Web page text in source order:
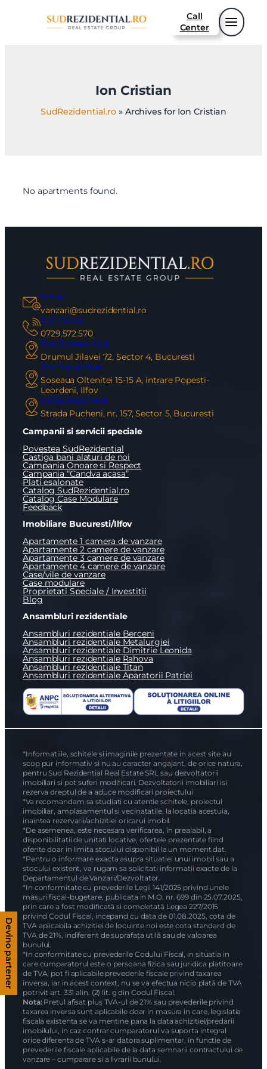
Call
Center
Ion Cristian
SudRezidential.ro » Archives for Ion Cristian
No apartments found.
Email
vanzari@sudrezidential.ro
Call Center
0729.572.570
The Brokers Hub
Drumul Jilavei 72, Sector 4, Bucuresti
The Social Hub
Soseaua Oltenitei 15-15 A, intrare Popesti-
Leordeni, Ilfov
Urban Expo Hub
Strada Pucheni, nr. 157, Sector 5, Bucuresti
Campanii si servicii speciale
Povestea SudRezidential
Castiga bani alaturi de noi
Campania Onoare si Respect
Campania “Candva acasa”
Plati esalonate
Catalog SudRezidential.ro
Catalog Case Modulare
Feedback
Imobiliare Bucuresti/Ilfov
Apartamente 1 camera de vanzare
Apartamente 2 camere de vanzare
Apartamente 3 camere de vanzare
Apartamente 4 camere de vanzare
Case/vile de vanzare
Case modulare
Proprietati Speciale / Investitii
Blog
Ansambluri rezidentiale
Ansambluri rezidentiale Berceni
Ansambluri rezidentiale Metalurgiei
Ansambluri rezidentiale Dimitrie Leonida
Ansambluri rezidentiale Rahova
Ansambluri rezidentiale Titan
Ansambluri rezidentiale Aparatorii Patriei
*Informatiile, schitele si imaginile prezentate in acest site au
scop pur informativ si nu au caracter angajant, de orice natura,
pentru Sud Rezidential Real Estate SRL sau dezvoltatorii
imobiliari si pot suferi modificari. Dezvoltatorii imobiliari isi
rezerva dreptul de a aduce modificari proiectului
*Va recomandam sa studiati cu atentie schitele, proiectul
imobiliar, amplasamentul si vecinatatile, la locatia acestuia,
inaintea rezervarii/achizitiei oricarui imobil.
*De asemenea, este necesara verificarea, în prealabil, a
disponibilitatii de unitati locative, ofertele prezentate fiind
oferite doar in limita stocului disponibil la un moment dat.
*Pentru o informare exacta asupra situatiei unui imobil sau a
stocului existent, va rugam sa solicitati informatii exacte de la
Departamentul de Vanzari/Dezvoltator.
*In conformitate cu prevederile Legii 141/2025 privind unele
măsuri fiscal-bugetare, publicata in M.O. nr. 699 din 25.07.2025,
prin care a fost modificată și completată Legea 227/2015
privind Codul Fiscal, incepand cu data de 01.08.2025, cota de
TVA aplicabila achizitiei de locuinte noi este cota standard de
TVA de 21%, indiferent de suprafața utilă sau de valoarea
bunului.
*In conformitate cu prevederile Codului Fiscal, in situatia in
care cumparatorul este o persoana fizica sau juridica platitoare
de TVA, pot fi aplicabile prevederile fiscale privind taxarea
inversa, iar in acest context, nu se va efectua nicio plată de TVA
potrivit art. 331 alin. (2) lit. g din Codul Fiscal.
Nota:Pretul afisat plus TVA-ul de 21% sau prevederile privind
taxarea inversa sunt aplicabile doar in masura in care, legislatia
fiscala existenta se va mentine pana la data achizitiei/predarii
imobilului, in caz contrar cumparatorul va suporta integral
orice diferenta de TVA s-ar datora suplimentar, in functie de
prevederile fiscale aplicabile de la data semnarii contractului de
vanzare – cumparare si a livrarii bunului.
Vreau sa fiu contactat
Nume
Telefon
Mesaj
Am citit si sunt de acord cutermenii si conditiile
SudRezidential.ro
Sunt de acord cuprelucrarea datelor cu caracter personal
Devino partener